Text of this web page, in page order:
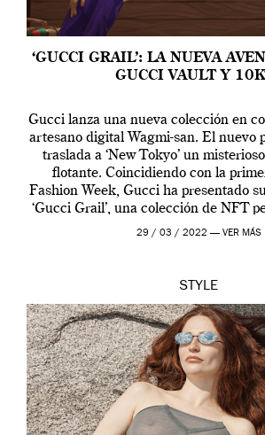
‘GUCCI GRAIL’: LA NUEVA
GUCCI VAULT Y
Gucci lanza una nueva colección en
artesano digital Wagmi-san. El nuevo
traslada a ‘New Tokyo’ un
flotante. Coincidiendo con la
Fashion Week, Gucci ha presentado
‘Gucci Grail’, una colección de NFT
Alessandro Michele, director creativo
29 / 03 / 2022 — VER MÁS
STYLE